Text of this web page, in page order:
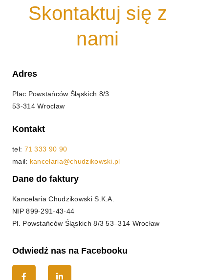
Skontaktuj się z
nami
Adres
Plac Powstańców Śląskich 8/3
53-314 Wrocław
Kontakt
tel: 71 333 90 90
mail: kancelaria@chudzikowski.pl
Dane do faktury
Kancelaria Chudzikowski S.K.A.
NIP899-291-43-44
Pl. Powstańców Śląskich 8/3 53–314 Wrocław
Odwiedź nas na Facebooku